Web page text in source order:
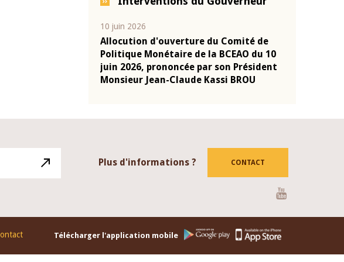
04 mars 2026
Allocution d'ouverture du Comité de
Politique Monétaire de la BCEAO du 4
mars 2026, prononcée par son Président
Monsieur Jean-Claude Kassi BROU
Plus d'informations ? CONTACT
Télécharger l'application mobile